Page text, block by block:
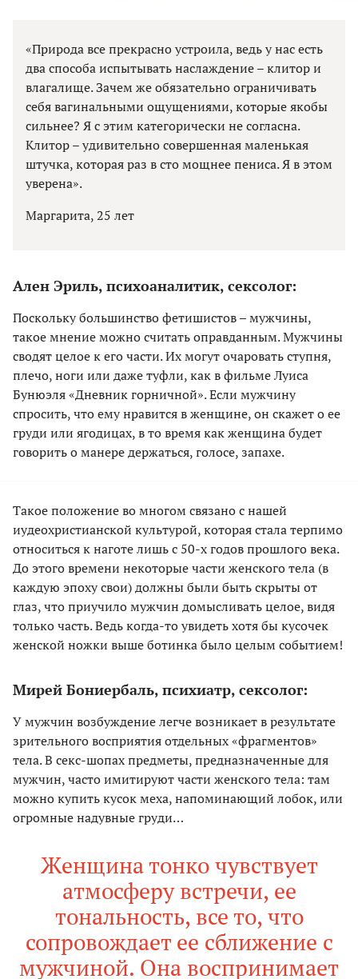
«Природа все прекрасно устроила, ведь у нас есть
два способа испытывать наслаждение – клитор и
влагалище. Зачем же обязательно ограничивать
себя вагинальными ощущениями, которые якобы
сильнее? Я с этим категорически не согласна.
Клитор – удивительно совершенная маленькая
штучка, которая раз в сто мощнее пениса. Я в этом
уверена».
Маргарита, 25 лет
Ален Эриль, психоаналитик, сексолог:
Поскольку большинство фетишистов – мужчины,
такое мнение можно считать оправданным. Мужчины
сводят целое к его части. Их могут очаровать ступня,
плечо, ноги или даже туфли, как в фильме Луиса
Бунюэля «Дневник горничной». Если мужчину
спросить, что ему нравится в женщине, он скажет о ее
груди или ягодицах, в то время как женщина будет
говорить о манере держаться, голосе, запахе.
Такое положение во многом связано с нашей
иудеохристианской культурой, которая стала терпимо
относиться к наготе лишь с 50-х годов прошлого века.
До этого времени некоторые части женского тела (в
каждую эпоху свои) должны были быть скрыты от
глаз, что приучило мужчин домысливать целое, видя
только часть. Ведь когда-то увидеть хотя бы кусочек
женской ножки выше ботинка было целым событием!
Мирей Бониербаль, психиатр, сексолог:
У мужчин возбуждение легче возникает в результате
зрительного восприятия отдельных «фрагментов»
тела. В секс-шопах предметы, предназначенные для
мужчин, часто имитируют части женского тела: там
можно купить кусок меха, напоминающий лобок, или
огромные надувные груди…
Женщина тонко чувствует
атмосферу встречи, ее
тональность, все то, что
сопровождает ее сближение с
мужчиной. Она воспринимает